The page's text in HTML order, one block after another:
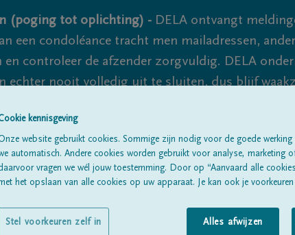
(poging tot oplichting) - DELA ontvangt
een condoléance tracht men mailadressen,
controleer de afzender zorgvuldig. DELA
echter nooit volledig uit te sluiten, dus blijf
Alle
kennisgeving
website gebruikt cookies. Sommige zijn nodig voor de goede
automatisch. Andere cookies worden gebruikt voor analyse, marketing
vragen we wél jouw toestemming. Door op “Aanvaard alle
het opslaan van alle cookies op uw apparaat. Je kan ook je voorkeuren
Alles afwijzen
Stel voorkeuren zelf in